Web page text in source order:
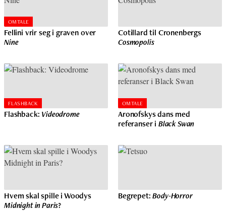
OMTALE
Fellini vrir seg i graven over
Nine
Cotillard til Cronenbergs
Cosmopolis
FLASHBACK
Flashback: Videodrome
OMTALE
Aronofskys dans med
referanser i Black Swan
Hvem skal spille i Woodys
Midnight in Paris?
Begrepet:Body-Horror